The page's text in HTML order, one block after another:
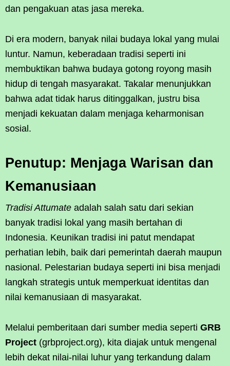
dan pengakuan atas jasa mereka.
Di era modern, banyak nilai budaya lokal yang mulai
luntur. Namun, keberadaan tradisi seperti ini
membuktikan bahwa budaya gotong royong masih
hidup di tengah masyarakat. Takalar menunjukkan
bahwa adat tidak harus ditinggalkan, justru bisa
menjadi kekuatan dalam menjaga keharmonisan
sosial.
Penutup: Menjaga Warisan dan
Kemanusiaan
Tradisi Attumate adalah salah satu dari sekian
banyak tradisi lokal yang masih bertahan di
Indonesia. Keunikan tradisi ini patut mendapat
perhatian lebih, baik dari pemerintah daerah maupun
nasional. Pelestarian budaya seperti ini bisa menjadi
langkah strategis untuk memperkuat identitas dan
nilai kemanusiaan di masyarakat.
Melalui pemberitaan dari sumber media seperti GRB
Project (grbproject.org), kita diajak untuk mengenal
lebih dekat nilai-nilai luhur yang terkandung dalam